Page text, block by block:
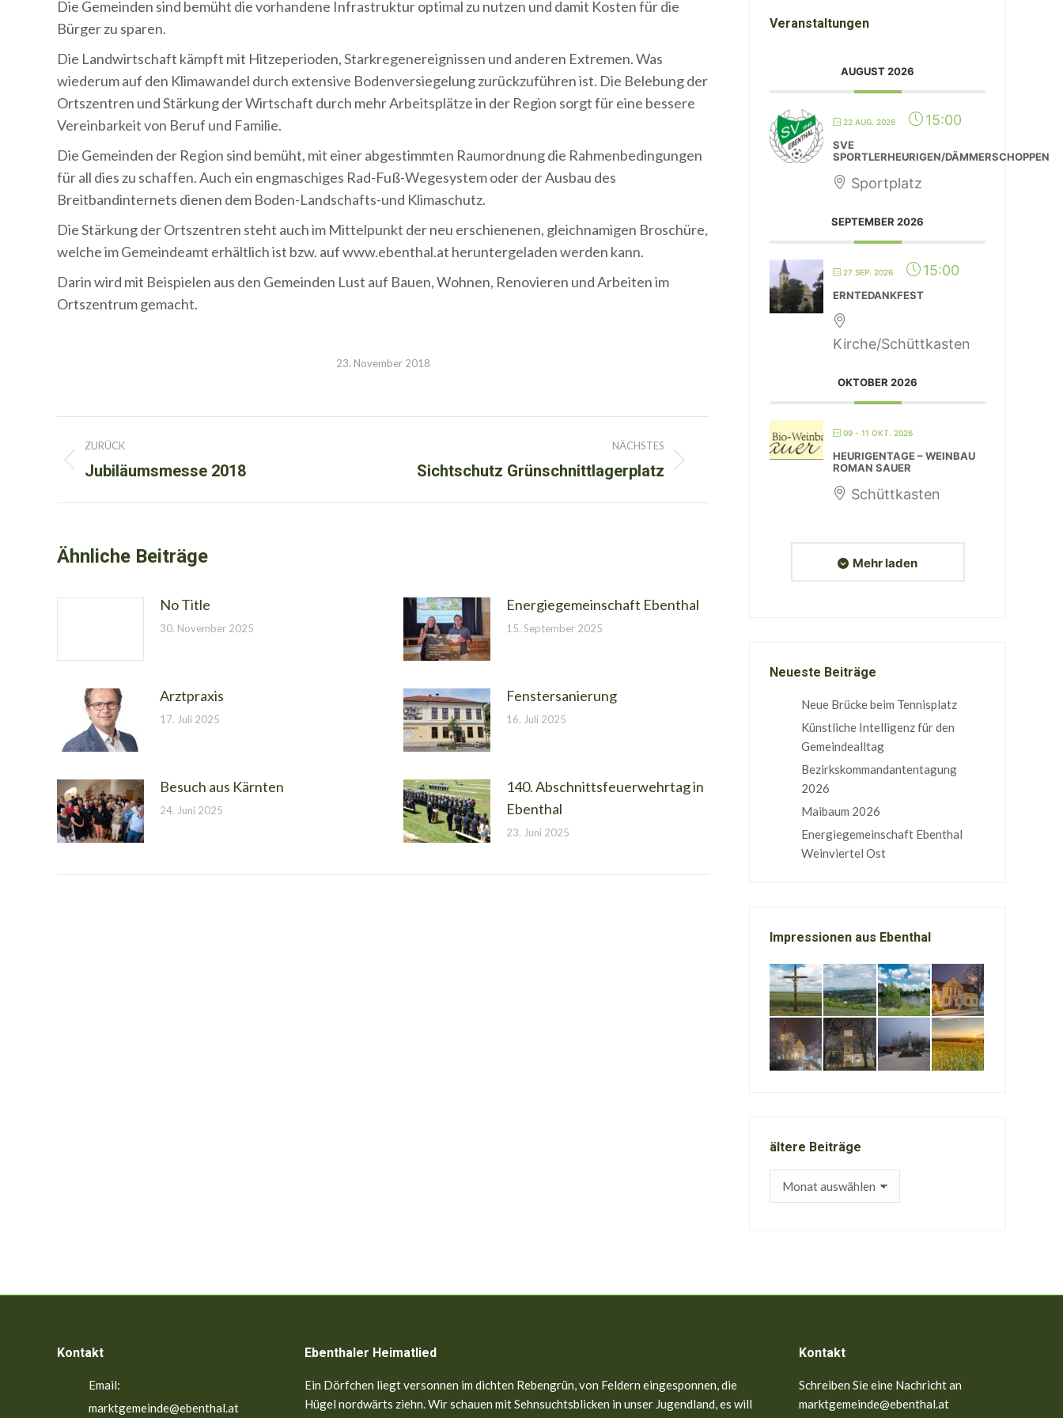
Die Gemeinden sind bemüht die vorhandene Infrastruktur optimal zu nutzen und damit Kosten für die
Bürger zu sparen.
Die Landwirtschaft kämpft mit Hitzeperioden, Starkregenereignissen und anderen Extremen. Was
wiederum auf den Klimawandel durch extensive Bodenversiegelung zurückzuführen ist. Die Belebung der
Ortszentren und Stärkung der Wirtschaft durch mehr Arbeitsplätze in der Region sorgt für eine bessere
Vereinbarkeit von Beruf und Familie.
Die Gemeinden der Region sind bemüht, mit einer abgestimmten Raumordnung die Rahmenbedingungen
für all dies zu schaffen. Auch ein engmaschiges Rad-Fuß-Wegesystem oder der Ausbau des
Breitbandinternets dienen dem Boden-Landschafts-und Klimaschutz.
Die Stärkung der Ortszentren steht auch im Mittelpunkt der neu erschienenen, gleichnamigen Broschüre,
welche im Gemeindeamt erhältlich ist bzw. auf www.ebenthal.at heruntergeladen werden kann.
Darin wird mit Beispielen aus den Gemeinden Lust auf Bauen, Wohnen, Renovieren und Arbeiten im
Ortszentrum gemacht.
23. November 2018
Kommentarnavigation
ZURÜCK
Vorheriger
Jubiläumsmesse 2018
NÄCHSTES
Nächster
Sichtschutz Grünschnittlagerplatz
Ähnliche Beiträge
No Title
30. November 2025
Energiegemeinschaft Ebenthal
15. September 2025
Arztpraxis
17. Juli 2025
Fenstersanierung
16. Juli 2025
Besuch aus Kärnten
24. Juni 2025
140. Abschnittsfeuerwehrtag in
Ebenthal
23. Juni 2025
Veranstaltungen
AUGUST 2026
22 AUG. 2026 15:00
SVE
SPORTLERHEURIGEN/DÄMMERSCHOPPEN
Sportplatz
SEPTEMBER 2026
27 SEP. 2026 15:00
ERNTEDANKFEST
Kirche/Schüttkasten
OKTOBER 2026
09 - 11 OKT. 2026
HEURIGENTAGE – WEINBAU
ROMAN SAUER
Schüttkasten
Mehr laden
Neueste Beiträge
Neue Brücke beim Tennisplatz
Künstliche Intelligenz für den
Gemeindealltag
Bezirkskommandantentagung
2026
Maibaum 2026
Energiegemeinschaft Ebenthal
Weinviertel Ost
Impressionen aus Ebenthal
ältere Beiträge
Kontakt
Email:
marktgemeinde@ebenthal.at
Ebenthaler Heimatlied
Ein Dörfchen liegt versonnen im dichten Rebengrün, von Feldern eingesponnen, die
Hügel nordwärts ziehn. Wir schauen mit Sehnsuchtsblicken in unser Jugendland, es will
Kontakt
Schreiben Sie eine Nachricht an
marktgemeinde@ebenthal.at